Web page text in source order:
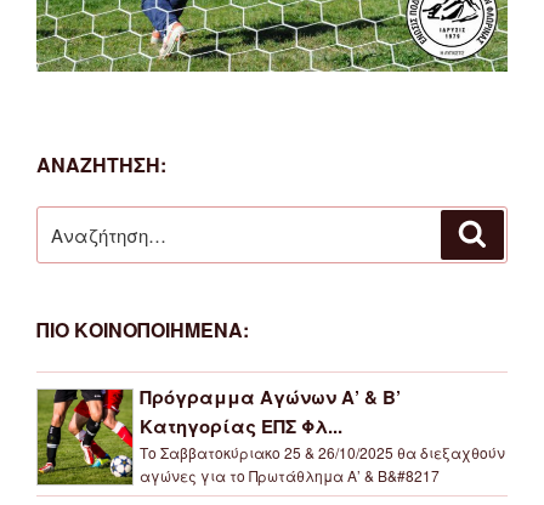
ΑΝΑΖΗΤΗΣΗ:
για:
ΠΙΟ ΚΟΙΝΟΠΟΙΗΜΕΝΑ:
Πρόγραμμα Αγώνων Α’ & Β’
Κατηγορίας ΕΠΣ Φλ...
Το Σαββατοκύριακο 25 & 26/10/2025 θα διεξαχθούν
αγώνες για το Πρωτάθλημα Α’ & Β&#8217